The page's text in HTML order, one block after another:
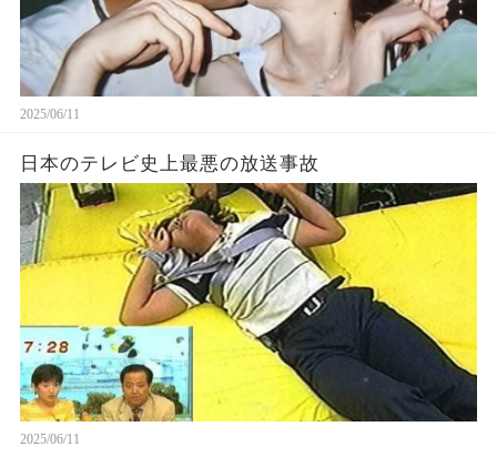
2025/06/11
日本のテレビ史上最悪の放送事故
2025/06/11